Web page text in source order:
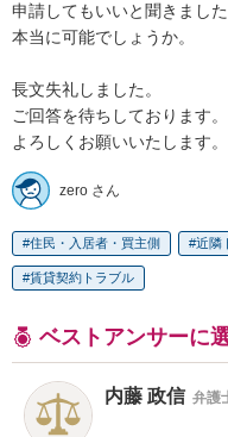
申請してもいいと聞きました
本当に可能でしょうか。
長文失礼しました。
ご回答を待ちしております。
よろしくお願いいたします。
zero さん
住民・入居者・買主側 近隣
賃貸契約トラブル
ベストアンサーに
内藤 政信 弁護